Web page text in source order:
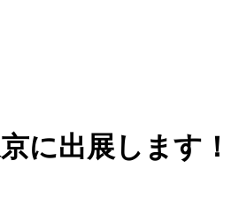
に出展します！